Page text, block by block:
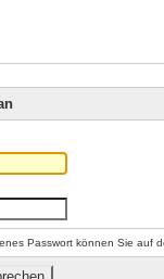
Passwort können Sie auf